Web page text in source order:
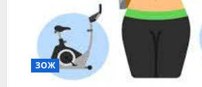
ЗОЖ